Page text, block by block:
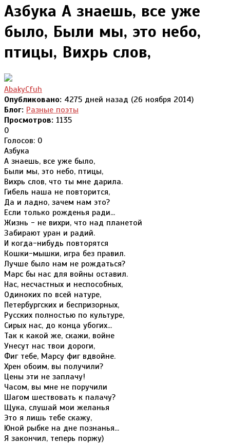
Азбука А знаешь, все уже
было, Были мы, это небо,
птицы, Вихрь слов,
AbakyCfuh
Опубликовано: 4275 дней назад (26 ноября 2014)
Блог: Разные поэты
Просмотров: 1135
0
Голосов: 0
Азбука
А знаешь, все уже было,
Были мы, это небо, птицы,
Вихрь слов, что ты мне дарила.
Гибель наша не повторится,
Да и ладно, зачем нам это?
Если только рожденья ради...
Жизнь - не вихри, что над планетой
Забирают уран и радий.
И когда-нибудь повторятся
Кошки-мышки, игра без правил.
Лучше было нам не рождаться?
Марс бы нас для войны оставил.
Нас, несчастных и неспособных,
Одиноких по всей натуре,
Петербургских и беспризорных,
Русских полностью по культуре,
Сирых нас, до конца убогих...
Так к какой же, скажи, войне
Унесут нас твои дороги,
Фиг тебе, Марсу фиг вдвойне.
Хрен обоим, вы получили?
Цены эти не заплачу!
Часом, вы мне не поручили
Шагом шествовать к палачу?
Щука, слушай мои желанья
Это я лишь тебе скажу,
Юной рыбке на дне познанья...
Я закончил, теперь поржу)